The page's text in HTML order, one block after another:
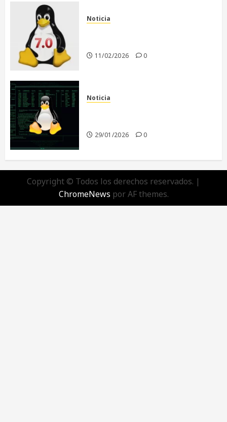
Noticia
11/02/2026 0
Noticia
29/01/2026 0
Copyright © Todos los derechos reservados. |
ChromeNews por AF themes.